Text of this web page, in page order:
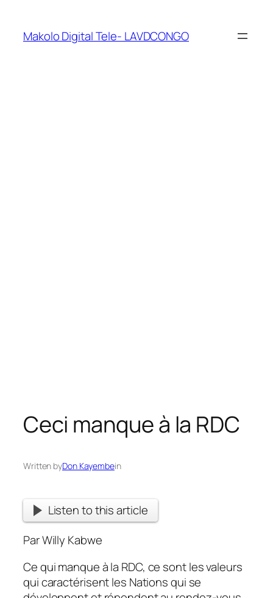
Makolo Digital Tele- LAVDCONGO
Ceci manque à la RDC
Written byDon Kayembein
Listen to this article
Par Willy Kabwe
Ce qui manque à la RDC, ce sont les valeurs
qui caractérisent les Nations qui se